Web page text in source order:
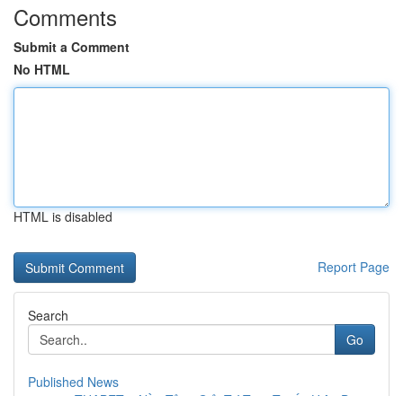
Comments
Submit a Comment
No HTML
HTML is disabled
Report Page
Search
Go
Published News